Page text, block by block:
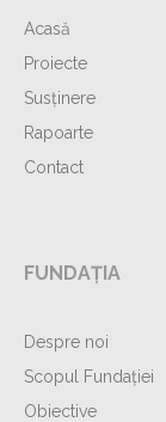
Acasă
Proiecte
Susținere
Rapoarte
Contact
FUNDAȚIA
Despre noi
Scopul Fundației
Obiective